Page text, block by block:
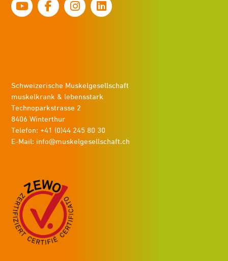
Schweizerische Muskelgesellschaft
muskelkrank & lebensstark
Technoparkstrasse 2
8406 Winterthur
Telefon: +41 (0)44 245 80 30
E-Mail: info@muskelgesellschaft.ch